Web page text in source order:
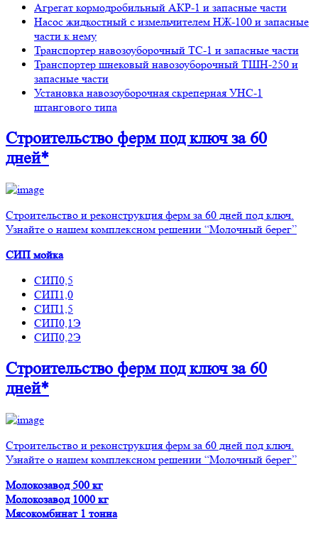
Агрегат кормодробильный АКР-1 и запасные части
Насос жидкостный с измельчителем НЖ-100 и запасные
части к нему
Транспортер навозоуборочный ТС-1 и запасные части
Транспортер шнековый навозоуборочный ТШН-250 и
запасные части
Установка навозоуборочная скреперная УНС-1
штангового типа
Строительство фермпод ключ за 60
дней*
Строительство и реконструкция ферм за 60 дней под ключ.
Узнайте о нашем комплексном решении “Молочный берег”
СИП мойка
СИП0,5
СИП1,0
СИП1,5
СИП0,1Э
СИП0,2Э
Строительство фермпод ключ за 60
дней*
Строительство и реконструкция ферм за 60 дней под ключ.
Узнайте о нашем комплексном решении “Молочный берег”
Молокозавод 500 кг
Молокозавод 1000 кг
Мясокомбинат 1 тонна